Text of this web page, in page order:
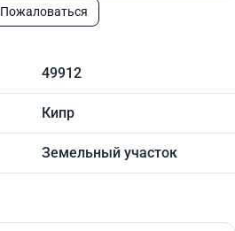
Пожаловаться
49912
Кипр
Земельный участок